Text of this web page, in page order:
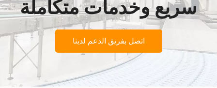
سريع وخدمات متكاملة
اتصل بفريق الدعم لدينا